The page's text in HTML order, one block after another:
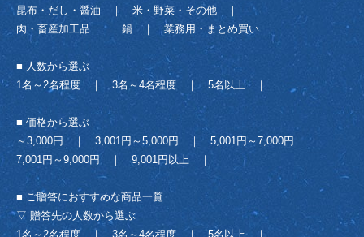
昆布・だし・醤油 ｜ 米・野菜・その他 ｜
肉・畜産加工品 ｜ 鍋 ｜業務用・まとめ買い ｜
■ 人数から選ぶ
1名～2名程度 ｜ 3名～4名程度 ｜ 5名以上 ｜
■ 価格から選ぶ
～3,000円 ｜ 3,001円～5,000円 ｜ 5,001円～7,000円
｜
7,001円～9,000円
｜9,001円以上 ｜
■ ご贈答におすすめな商品一覧
▽ 贈答先の人数から選ぶ
1名～2名程度 ｜ 3名～4名程度 ｜ 5名以上｜